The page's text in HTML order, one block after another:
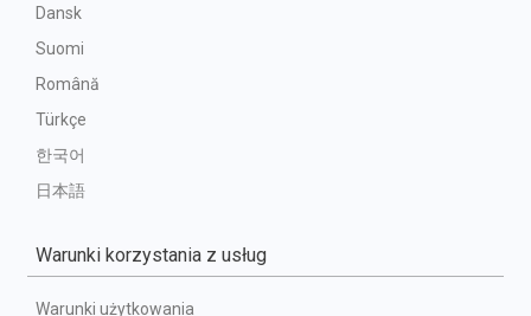
Dansk
Suomi
Română
Türkçe
한국어
日本語
Warunki korzystania z usług
Warunki użytkowania